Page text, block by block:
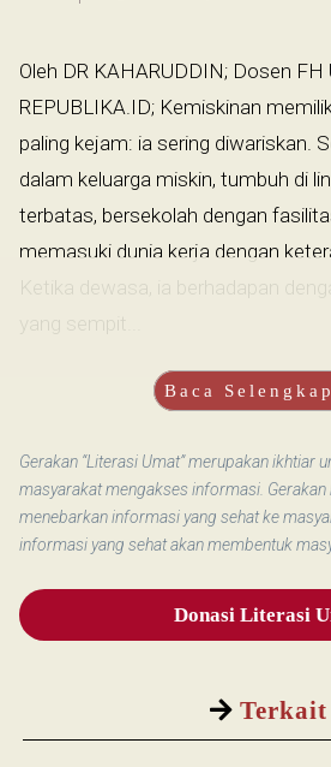
Terkait
Oleh DR KAHARUDDIN; Dosen
REPUBLIKA.ID; Kemiskinan
paling kejam: ia sering diwariskan.
dalam keluarga miskin, tumbuh di
terbatas, bersekolah dengan
memasuki dunia kerja dengan
Ketika dewasa, ia berhadapan
yang sempit...
Baca
Gerakan “Literasi Umat” merupakan ikhtiar
masyarakat mengakses informasi.
menebarkan informasi yang sehat ke
informasi yang sehat akan membentuk
Donasi Literasi